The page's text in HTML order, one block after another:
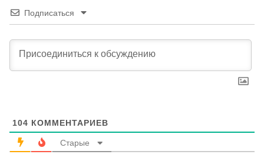
Подписаться
104 КОММЕНТАРИЕВ
Старые